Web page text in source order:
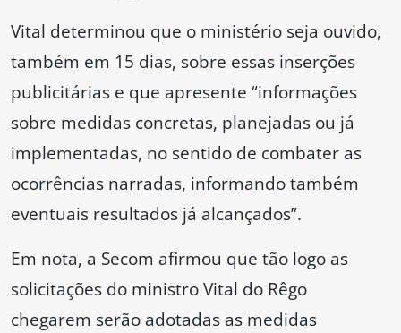
Vital determinou que o ministério seja ouvido,
também em 15 dias, sobre essas inserções
publicitárias e que apresente “informações
sobre medidas concretas, planejadas ou já
implementadas, no sentido de combater as
ocorrências narradas, informando também
eventuais resultados já alcançados”.
Em nota, a Secom afirmou que tão logo as
solicitações do ministro Vital do Rêgo
chegarem serão adotadas as medidas